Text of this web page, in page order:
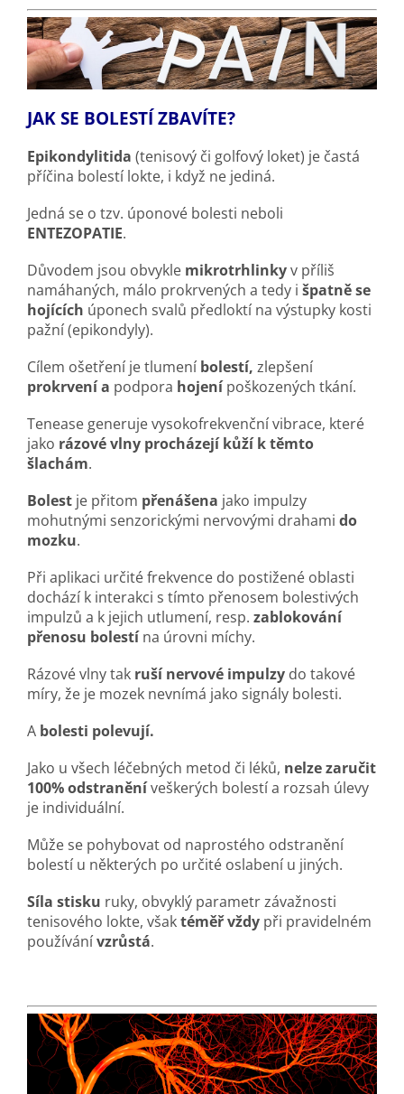
JAK SE BOLESTÍ ZBAVÍTE?
Epikondylitida (tenisový či golfový loket) je častá
příčina bolestí lokte, i když ne jediná.
Jedná se o tzv. úponové bolesti neboli
ENTEZOPATIE.
Důvodem jsou obvykle mikrotrhlinkyv příliš
namáhaných, málo prokrvených a tedy i špatně se
hojících úponech svalů předloktí na výstupky kosti
pažní (epikondyly).
Cílem ošetření je tlumení bolestí, zlepšení
prokrvení a podpora hojenípoškozených tkání.
Tenease generuje vysokofrekvenční vibrace, které
jako rázové vlny procházejí kůží k těmto
šlachám.
Bolest je přitom přenášena jako impulzy
mohutnými senzorickými nervovými drahami do
mozku.
Při aplikaci určité frekvence do postižené oblasti
dochází k interakci s tímto přenosem bolestivých
impulzů a k jejich utlumení, resp. zablokování
přenosu bolestína úrovni míchy.
Rázové vlny tak ruší nervové impulzy do takové
míry, že je mozek nevnímá jako signály bolesti.
A bolesti polevují.
Jako u všech léčebných metod či léků, nelze zaručit
100% odstraněníveškerých bolestí a rozsah úlevy
je individuální.
Může se pohybovat od naprostého odstranění
bolestí u některých po určité oslabení u jiných.
Síla stisku ruky, obvyklý parametr závažnosti
tenisového lokte, všaktéměř vždy při pravidelném
používánívzrůstá.